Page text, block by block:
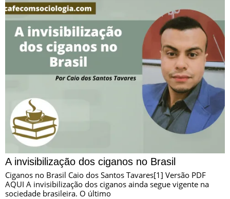
A invisibilização dos ciganos no Brasil
Ciganos no Brasil Caio dos Santos Tavares[1] Versão PDF
AQUI A invisibilização dos ciganos ainda segue vigente na
sociedade brasileira. O último